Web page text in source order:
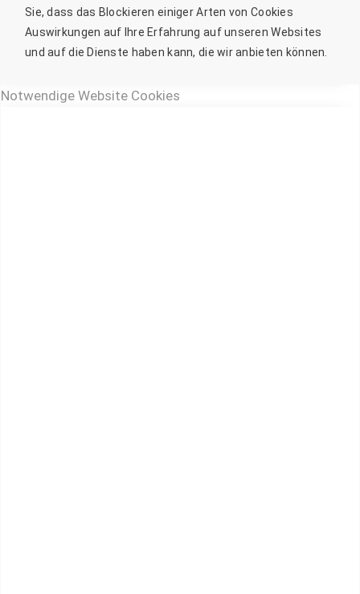
Sie, dass das Blockieren einiger Arten von Cookies
Auswirkungen auf Ihre Erfahrung auf unseren Websites
und auf die Dienste haben kann, die wir anbieten können.
Notwendige Website Cookies